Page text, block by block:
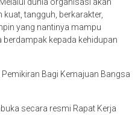
tangguh, berkarakter,
yang nantinya mampu
kepada kehidupan
Bagi Kemajuan Bangsa
secara resmi Rapat Kerja